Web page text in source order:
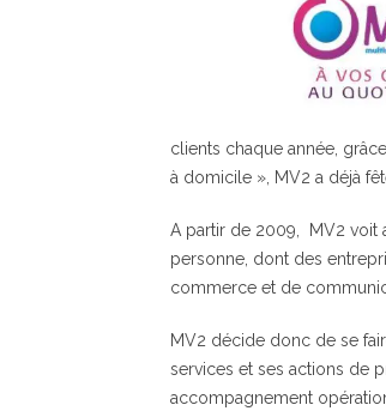
clients chaque année,
à domicile », MV2 a déjà
A partir de 2009, MV2 voit
personne, dont des
commerce et de
MV2 décide donc de se
services et ses actions de
accompagnement